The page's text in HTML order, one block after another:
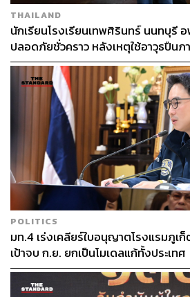
THAILAND
นักเรียนโรงเรียนเทพศิรินทร์ นนทบุรี
ปลอดภัยชั่วคราว หลังเหตุใช้อาวุธปืนภ
คลี่คลาย
POLITICS
มท.4 เร่งเคลียร์ใบอนุญาตโรงแรมภูเ
เป้าจบ ก.ย. ยกเป็นโมเดลแก้ทั้งประเทศ